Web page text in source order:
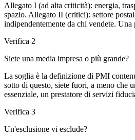
Allegato I (ad alta criticità): energia,
spazio. Allegato II (critici): settore
indipendentemente da chi vendete.
Verifica 2
Siete una media impresa o più grande?
La soglia è la definizione di PMI
sotto di questo, siete fuori, a meno che
essenziale, un prestatore di servizi
Verifica 3
Un'esclusione vi esclude?